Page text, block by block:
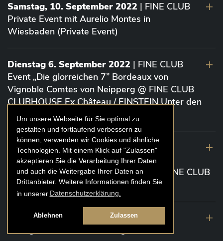
Um unsere Webseite für Sie optimal zu
gestalten und fortlaufend verbessern zu
können, verwenden wir Cookies und ähnliche
Technologien. Mit einem Klick auf "Zulassen"
akzeptieren Sie die Verarbeitung Ihrer Daten
und auch die Weitergabe Ihrer Daten an
Drittanbieter. Weitere Informationen finden Sie
in unserer Datenschutzerklärung.
Ablehnen Zulassen
Samstag, 10. September 2022 | FINE CLUB
Private Event mit Aurelio Montes in
Wiesbaden (Private Event)
Dienstag 6. September 2022 | FINE CLUB
Event „Die glorreichen 7” Bordeaux von
Vignoble Comtes von Neipperg @ FINE CLUB
CLUBHOUSE Ex Château / EINSTEIN Unter den
Linden (Berlin)
19. August 2022| FINE CLUB Academy
Caviar „Die glorreichen 7“ Riesling Große
Gewächse von der Mosel aus 2020 @ FINE CLUB
Clubhouse Prunier Cologne (Köln)
29. Juli 2022
| Weinbergwanderung
Weingüter Geheimrat J. Wegeler